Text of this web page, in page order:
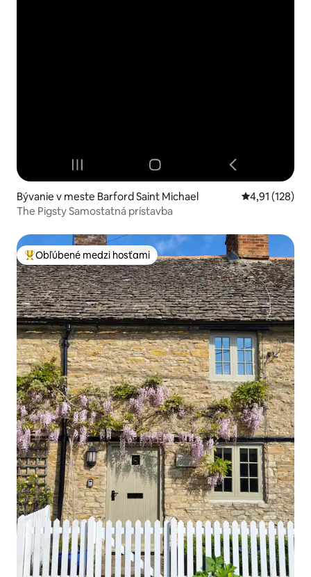
Bývanie v meste Barford Saint Michael Priemerné
4,91 (128)
The Pigsty Samostatná prístavba
Najobľúbenejšie medzi hosťami
Obľúbené medzi hosťami